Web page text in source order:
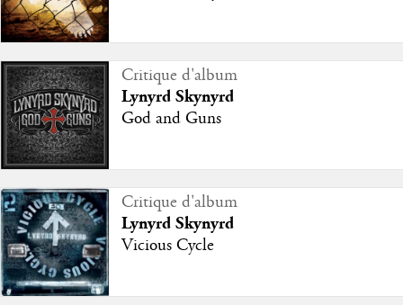
Critique d'album
Lynyrd Skynyrd
God and Guns
Critique d'album
Lynyrd Skynyrd
Vicious Cycle